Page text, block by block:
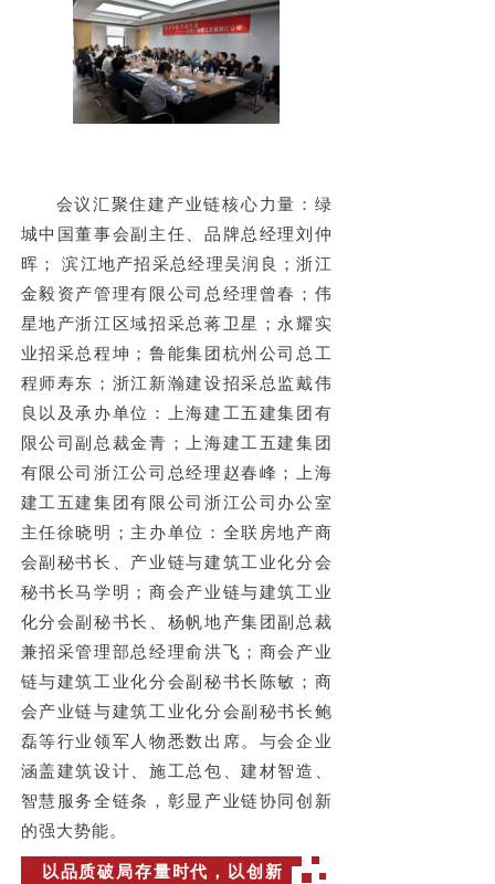
会议汇聚住建产业链核心力量：绿
城中国董事会副主任、品牌总经理刘仲
晖； 滨江地产招采总经理吴润良；浙江
金毅资产管理有限公司总经理曾春； 伟
星地产浙江区域招采总蒋卫星；永耀实
业招采总程坤；鲁能集团杭州公司 总工
程师寿东； 浙江新瀚建设招采总监戴伟
良以及承办单位：上海建工五建集团有
限公司副总裁金青；上海建工五建集团
有限公司浙江公司总经理赵春峰；上海
建工五建集团有限公司浙江公司办公室
主任徐晓明；主办单位：全联房地产商
会副秘书长、 产业链与建筑工业化分会
秘书长马学明； 商会产业链与建筑工业
化分会副秘书长、 杨帆地产集团副总裁
兼招采管理部总经理俞洪飞；商会 产业
链与建筑工业化分会副秘书长陈敏；商
会产业链与建筑工业化分会副秘书长鲍
磊等行业领军人物悉数出席。与会企业
涵盖建筑设计、施工总包、建材智造、
智慧服务全链条，彰显产业链协同创新
的强大势能。
以品质破局存量时代，以创新